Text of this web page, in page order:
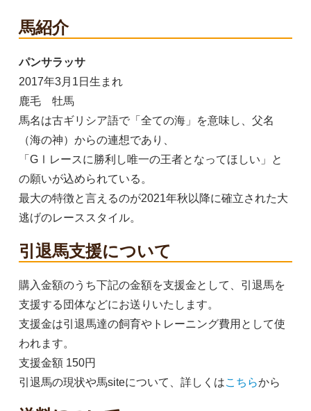
馬紹介
パンサラッサ
2017年3月1日生まれ
鹿毛 牡馬
馬名は古ギリシア語で「全ての海」を意味し、父名
（海の神）からの連想であり、
「GⅠレースに勝利し唯一の王者となってほしい」と
の願いが込められている。
最大の特徴と言えるのが2021年秋以降に確立された大
逃げのレーススタイル。
引退馬支援について
購入金額のうち下記の金額を支援金として、引退馬を
支援する団体などにお送りいたします。
支援金は引退馬達の飼育やトレーニング費用として使
われます。
支援金額 150円
引退馬の現状や馬siteについて、詳しくはこちらから